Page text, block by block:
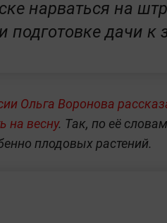
нарваться на
подготовке дачи к
Ольга Воронова
на весну. Так, по её
плодовых растений.